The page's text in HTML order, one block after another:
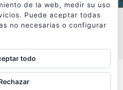
y fotografías de
de la web, medir su uso
Puede aceptar todas
no necesarias o configurar
todo